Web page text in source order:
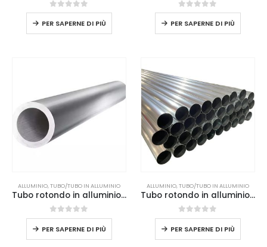
0su 5
PER SAPERNE DI PIÙ
0su 5
PER SAPERNE DI PIÙ
ALLUMINIO,TUBO/TUBO IN ALLUMINIO
Tubo rotondo in alluminio 2024
0su 5
PER SAPERNE DI PIÙ
ALLUMINIO,TUBO/TUBO IN ALLUMINIO
Tubo rotondo in alluminio 6061
0su 5
PER SAPERNE DI PIÙ